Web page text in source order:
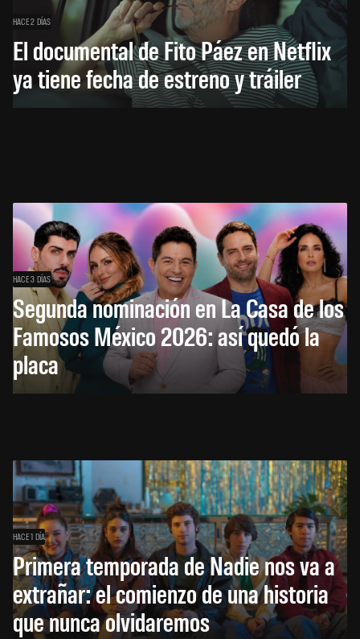
HACE 2 DÍAS
El documental de Fito Páez en Netflix
ya tiene fecha de estreno y tráiler
HACE 3 DÍAS
Segunda nominación en La Casa de los
Famosos México 2026: así quedó la
placa
HACE 1 DÍA
Primera temporada de Nadie nos va a
extrañar: el comienzo de una historia
que nunca olvidaremos